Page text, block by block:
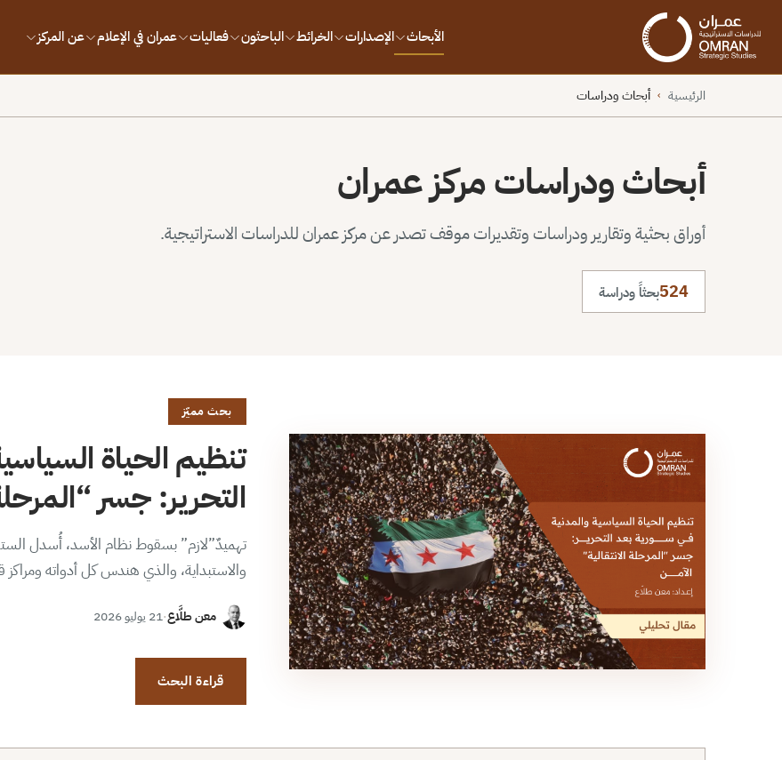
الأبحاث الإصدارات الخرائط الباحثون فعاليات عمران في الإعلام عن المركز
الرئيسية › أبحاث ودراسات
أبحاث ودراسات مركز عمران
أوراق بحثية وتقارير ودراسات وتقديرات موقف تصدر عن مركز عمران للدراسات الاستراتيجية.
524بحثاً ودراسة
بحث مميّز
تنظيم الحياة
التحرير: جسر
تهميدٌ”لازم” بسقوط نظام الأسد، أُسدل
والاستبداية، والذي هندس كل أدواته
معن طلَّاع·21 يوليو 2026
قراءة البحث